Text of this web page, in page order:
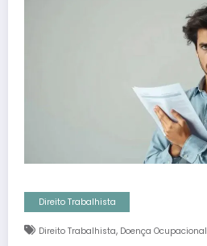
Direito Trabalhista
Direito Trabalhista, Doença Ocupacional